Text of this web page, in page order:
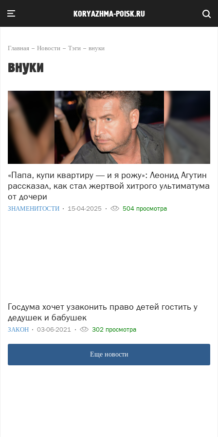
KORYAZHMA-POISK.RU
Главная Новости Тэги внуки
внуки
«Папа, купи квартиру — и я рожу»: Леонид Агутин
рассказал, как стал жертвой хитрого ультиматума
от дочери
ЗНАМЕНИТОСТИ 15-04-2025 504 просмотра
Госдума хочет узаконить право детей гостить у
дедушек и бабушек
ЗАКОН 03-06-2021 302 просмотра
Еще новости